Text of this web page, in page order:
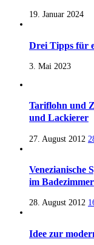
19. Januar 2024
Drei Tipps für
3. Mai 2023
Tariflohn und
und Lackierer
27. August 2012
Venezianische
im Badezimmer
28. August 2012
Idee zur